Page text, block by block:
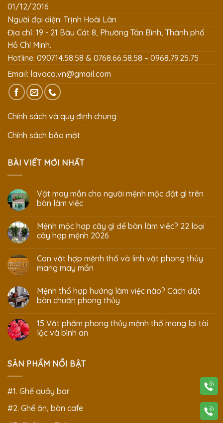
01/12/2016
Người đại diện: Trịnh Hoài Lân
Địa chỉ: 19 - 21 Bàu Cát 8, Phường Tân Bình, Thành phố
Hồ Chí Minh.
Hotline: 0907.14.58.58 & 0768.66.58.58 – 0968.79.25.75
Email: lavaco.vn@gmail.com
Chính sách và quy định chung
Chính sách bảo mật
BÀI VIẾT MỚI NHẤT
Vật may mắn cho người mệnh mộc đặt gì trên
bàn làm việc
Mệnh mộc hợp cây gì để bàn làm việc? 22 loại
cây hợp mệnh 2026
Con vật hợp mệnh thổ và linh vật phong thủy
mang may mắn
Mệnh thổ hợp hướng làm việc nào? Cách đặt
bàn chuẩn phong thủy
15 Vật phẩm phong thủy mệnh thổ mang lại tài
lộc và bình an
SẢN PHẨM NỔI BẬT
#1. Ghế quầy bar
#2. Ghế ăn, bàn cafe